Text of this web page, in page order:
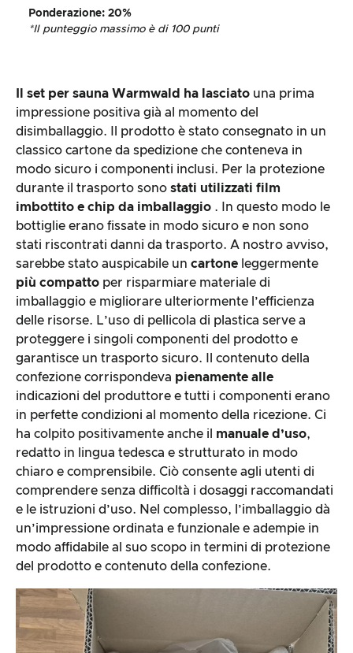
Ponderazione: 20%
*Il punteggio massimo è di 100 punti
Il set per sauna Warmwald ha lasciato una prima
impressione positiva già al momento del
disimballaggio. Il prodotto è stato consegnato in un
classico cartone da spedizione che conteneva in
modo sicuro i componenti inclusi. Per la protezione
durante il trasporto sono stati utilizzati film
imbottito e chip da imballaggio . In questo modo le
bottiglie erano fissate in modo sicuro e non sono
stati riscontrati danni da trasporto. A nostro avviso,
sarebbe stato auspicabile un cartone leggermente
più compatto per risparmiare materiale di
imballaggio e migliorare ulteriormente l’efficienza
delle risorse. L’uso di pellicola di plastica serve a
proteggere i singoli componenti del prodotto e
garantisce un trasporto sicuro. Il contenuto della
confezione corrispondeva pienamente alle
indicazioni del produttore e tutti i componenti erano
in perfette condizioni al momento della ricezione. Ci
ha colpito positivamente anche il manuale d’uso,
redatto in lingua tedesca e strutturato in modo
chiaro e comprensibile. Ciò consente agli utenti di
comprendere senza difficoltà i dosaggi raccomandati
e le istruzioni d’uso. Nel complesso, l’imballaggio dà
un’impressione ordinata e funzionale e adempie in
modo affidabile al suo scopo in termini di protezione
del prodotto e contenuto della confezione.